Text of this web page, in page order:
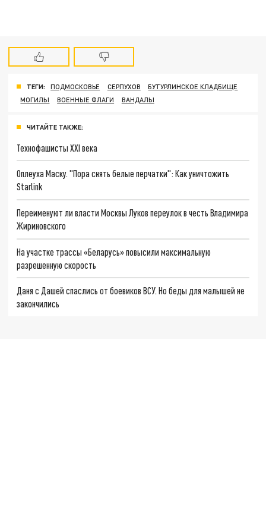
ТЕГИ: ПОДМОСКОВЬЕ СЕРПУХОВ
БУТУРЛИНСКОЕ КЛАДБИЩЕ
МОГИЛЫ
ВОЕННЫЕ ФЛАГИ ВАНДАЛЫ
ЧИТАЙТЕ ТАКЖЕ:
Технофашисты XXI века
Оплеуха Маску. "Пора снять белые перчатки": Как уничтожить
Starlink
Переименуют ли власти Москвы Луков переулок в честь Владимира
Жириновского
На участке трассы «Беларусь» повысили максимальную
разрешенную скорость
Даня с Дашей спаслись от боевиков ВСУ. Но беды для малышей не
закончились